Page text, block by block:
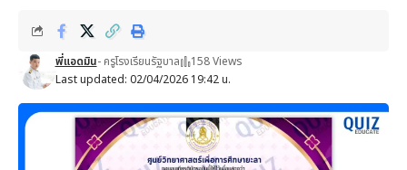
Last updated: 02/04/2026 19:42 น.
พี่แอดมิน- ครูโรงเรียนรัฐบาล 158 Views